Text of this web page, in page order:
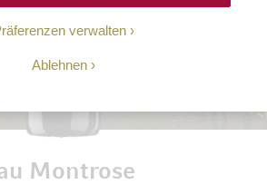
verwalten
Ablehnen
Montrose